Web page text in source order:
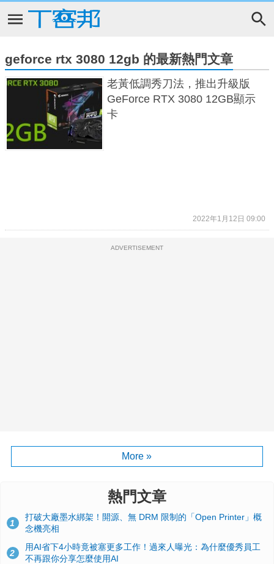
geforce rtx 3080 12gb 的最新熱門文章
老黃低調秀刀法，推出升級版
GeForce RTX 3080 12GB顯示
卡
2022年1月12日 09:00
ADVERTISEMENT
More »
熱門文章
1
打破大廠墨水綁架！開源、無 DRM 限制的「Open Printer」概
念機亮相
2
用AI省下4小時竟被塞更多工作！過來人曝光：為什麼優秀員工
不再跟你分享怎麼使用AI